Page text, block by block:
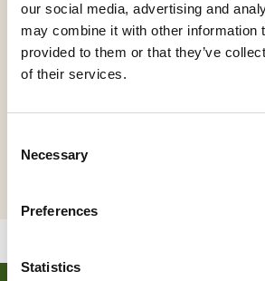
our social media, advertising and
may combine it with other information
provided to them or that they’ve
of their services.
Selection
Necessary
Preferences
Statistics
Gert Maas, sologitarist van
onlangs ontvallen. Hij was vanaf dag
dan 5 jaar, onafgebroken bij
We willen zijn muzikale inbreng
het voetlicht brengen. U bent van
om 20:00 uur. vrijdag 12-09-2025